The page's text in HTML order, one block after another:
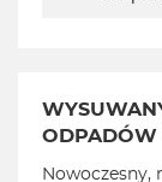
ODPADÓW
Nowoczesny,